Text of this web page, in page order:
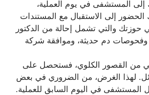
المستشفى في يوم العملية،
إلى الاستقبال مع المستندات
حوزتك والتي تشمل إحالة من الدكتور
دم حديثة، وموافقة شركة
من القصور الكلوي، فستحصل على
لهذا الغرض، من الضروري في بعض
المستشفى في اليوم السابق للعملية.